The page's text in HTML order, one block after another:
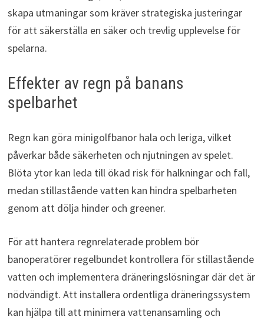
skapa utmaningar som kräver strategiska justeringar
för att säkerställa en säker och trevlig upplevelse för
spelarna.
Effekter av regn på banans
spelbarhet
Regn kan göra minigolfbanor hala och leriga, vilket
påverkar både säkerheten och njutningen av spelet.
Blöta ytor kan leda till ökad risk för halkningar och fall,
medan stillastående vatten kan hindra spelbarheten
genom att dölja hinder och greener.
För att hantera regnrelaterade problem bör
banoperatörer regelbundet kontrollera för stillastående
vatten och implementera dräneringslösningar där det är
nödvändigt. Att installera ordentliga dräneringssystem
kan hjälpa till att minimera vattenansamling och